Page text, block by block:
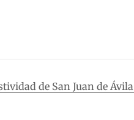
de San Juan de Ávila